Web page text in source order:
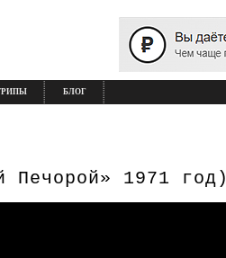
БЛОГ
Печорой» 1971 год)